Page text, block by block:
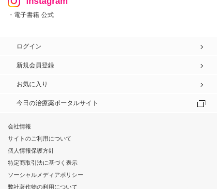
・電子書籍 公式
ログイン
新規会員登録
お気に入り
今日の治療薬ポータルサイト
会社情報
サイトのご利用について
個人情報保護方針
特定商取引法に基づく表示
ソーシャルメディアポリシー
弊社著作物の利用について